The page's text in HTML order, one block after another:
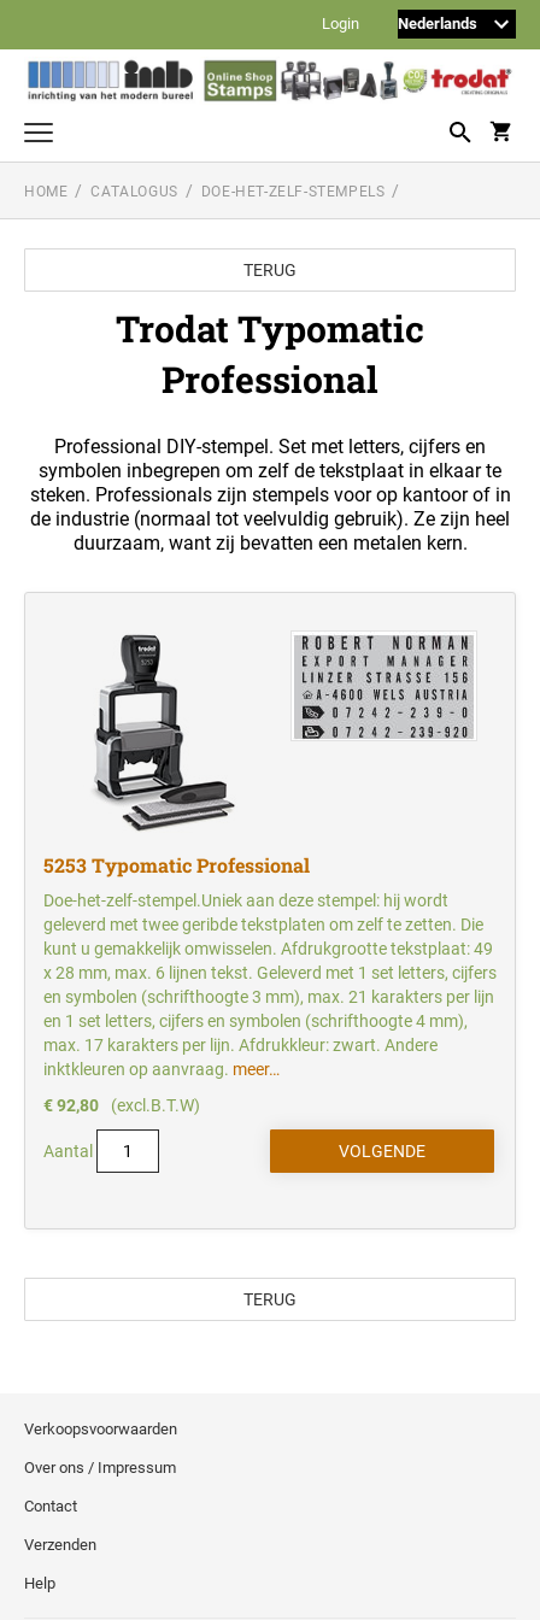
Login
Tekststempels en logostempels
TRODAT POCKET PRINTY (ZAKSTEMPEL)
Datum- en nummerstempels
TRODAT PRINTY DATUMSTEMPELS
TRODAT PRINTY DATUM-, NUMMER- EN
WOORDBANDSTEMPELS (ZNDR. PERS.
TRODAT PROFESSIONAL DATUMSTEMPELS
TRODAT PROFESSIONAL NUMMERSTEMPELS
TRODAT CLASSIC DATUMSTEMPELS
Doe-het-zelf-stempels
TRODAT TYPOMATIC PRINTY
TOEBEHOREN TYPOMATIC LIJN
Reiner stempels
REINER NUMMERSTEMPELS
REINER DATUM/NUMMERSTEMPELS
REINER NUMMERSTEMPELS MET
TEKSTPLAAT
TEKSTPLAAT
REINER DATUM/NUMMERSTEMPELS MET
TEKSTPLAAT
VERVANGKUSSENS VOOR REINER
110S standaard stempelinkt (op waterbasis)
210 oliehoudende inkt voor metalen stempels Reiner
325 inkt voor op textiel
170 inkt voor eieren, 119 inkt voor verpakking voeding
SNELDROGENDE INKT
191 sneldrogende inkt voor niet-poreuze oppervlakken
199PO super sneldrogende universele inkt
INDUSTRIËLE STEMPELKUSSENS
Balpen met stempel
HERI STAMP + SMART PEN
HERI CLASSIC
HERI DIAGONAL WAVE
HERI ACCESSOIRES
Formule-stempels
STEMPEL MET FORMULE - NEDERLANDS
STEMPEL MET FORMULE + LUDIEKE
AFBEELDING - NEDERLANDS
STEMPEL MET FORMULE + LUDIEKE
AFBEELDING - FRANS
Trodat inktkussens en stempelaccessoires
VERVANGKUSSENS VOOR PROFESSIONAL
INKTKUSSENS VOOR HANDSTEMPELS
Tekstplaten
AFZONDERLIJKE TEKSTPLAAT VOOR
TRODAT PRINTY LINE TEKSTSTEMPELS
AFZONDERLIJKE TEKSTPLAAT VOOR
TRODAT PROFESSIONAL LINE
TEKSTSTEMPELS
TEKSTPLATEN VOOR TRODAT PRINTY LINE
DATUMSTEMPELS
TEKSTPLATEN VOOR TRODAT
PROFESSIONAL LINE DATUMSTEMPELS
HOME CATALOGUS DOE-HET-ZELF-STEMPELS
TERUG
Trodat Typomatic
Professional
Professional DIY-stempel. Set met letters, cijfers en
symbolen inbegrepen om zelf de tekstplaat in elkaar te
steken. Professionals zijn stempels voor op kantoor of in
de industrie (normaal tot veelvuldig gebruik). Ze zijn heel
duurzaam, want zij bevatten een metalen kern.
5253 Typomatic Professional
Doe-het-zelf-stempel.Uniek aan deze stempel: hij wordt
geleverd met twee geribde tekstplaten om zelf te zetten. Die
kunt u gemakkelijk omwisselen. Afdrukgrootte tekstplaat: 49
x 28 mm, max. 6 lijnen tekst. Geleverd met 1 set letters, cijfers
en symbolen (schrifthoogte 3 mm), max. 21 karakters per lijn
en 1 set letters, cijfers en symbolen (schrifthoogte 4 mm),
max. 17 karakters per lijn. Afdrukkleur: zwart. Andere
inktkleuren op aanvraag. meer…
€ 92,80
(excl.B.T.W)
Aantal
TERUG
Verkoopsvoorwaarden
Over ons / Impressum
Contact
Verzenden
Help